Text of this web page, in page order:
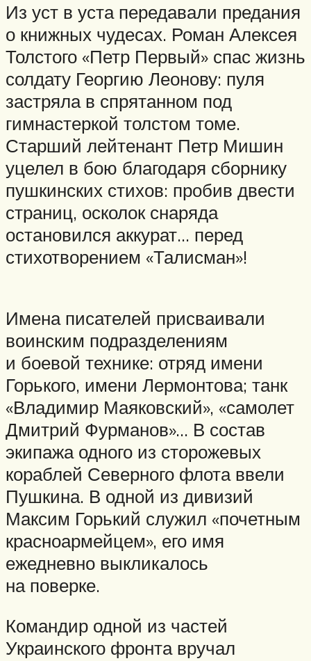
Из уст в уста передавали предания
о книжных чудесах. Роман Алексея
Толстого «Петр Первый» спас жизнь
солдату Георгию Леонову: пуля
застряла в спрятанном под
гимнастеркой толстом томе.
Старший лейтенант Петр Мишин
уцелел в бою благодаря сборнику
пушкинских стихов: пробив двести
страниц, осколок снаряда
остановился аккурат… перед
стихотворением «Талисман»!
Имена писателей присваивали
воинским подразделениям
и боевой технике: отряд имени
Горького, имени Лермонтова; танк
«Владимир Маяковский», «самолет
Дмитрий Фурманов»… В состав
экипажа одного из сторожевых
кораблей Северного флота ввели
Пушкина. В одной из дивизий
Максим Горький служил «почетным
красноармейцем», его имя
ежедневно выкликалось
на поверке.
Командир одной из частей
Украинского фронта вручал